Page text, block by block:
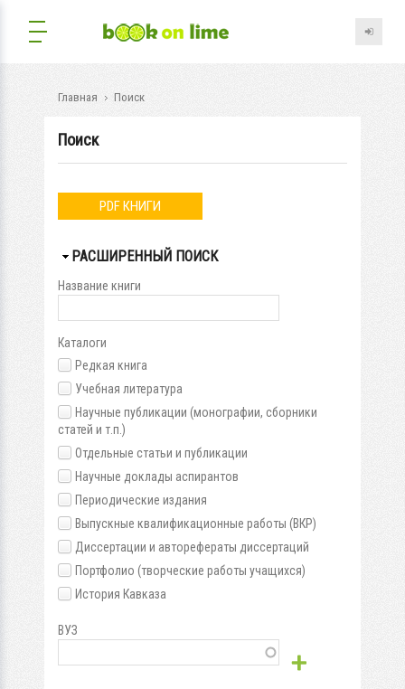
Главная Поиск
Поиск
PDF КНИГИ
СКРЫТЬ
РАСШИРЕННЫЙ ПОИСК
Название книги
Каталоги
Редкая книга
Учебная литература
Научные публикации (монографии, сборники
статей и т.п.)
Отдельные статьи и публикации
Научные доклады аспирантов
Периодические издания
Выпускные квалификационные работы (ВКР)
Диссертации и авторефераты диссертаций
Портфолио (творческие работы учащихся)
История Кавказа
ВУЗ